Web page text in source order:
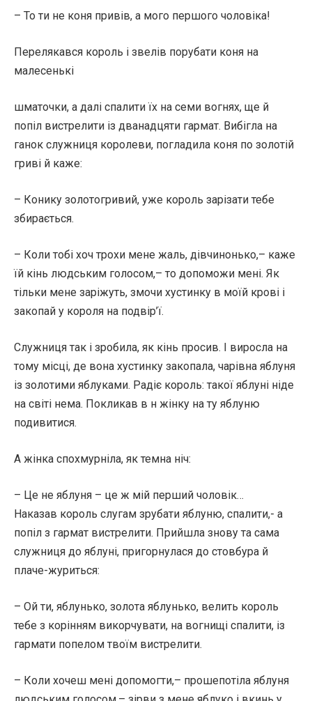
– То ти не коня привів, а мого першого чоловіка!
Перелякався король і звелів порубати коня на
малесенькі
шматочки, а далі спалити їх на семи вогнях, ще й
попіл вистрелити із дванадцяти гармат. Вибігла на
ганок служниця королеви, погладила коня по золотій
гриві й каже:
– Конику золотогривий, уже король зарізати тебе
збирається.
– Коли тобі хоч трохи мене жаль, дівчинонько,– каже
їй кінь людським голосом,– то допоможи мені. Як
тільки мене заріжуть, змочи хустинку в моїй крові і
закопай у короля на подвір’ї.
Служниця так і зробила, як кінь просив. І виросла на
тому місці, де вона хустинку закопала, чарівна яблуня
із золотими яблуками. Радіє король: такої яблуні ніде
на світі нема. Покликав в н жінку на ту яблуню
подивитися.
А жінка спохмурніла, як темна ніч:
– Це не яблуня – це ж мій перший чоловік…
Наказав король слугам зрубати яблуню, спалити,- а
попіл з гармат вистрелити. Прийшла знову та сама
служниця до яблуні, пригорнулася до стовбура й
плаче-журиться:
– Ой ти, яблунько, золота яблунько, велить король
тебе з корінням викорчувати, на вогнищі спалити, із
гармати попелом твоїм вистрелити.
– Коли хочеш мені допомогти,– прошепотіла яблуня